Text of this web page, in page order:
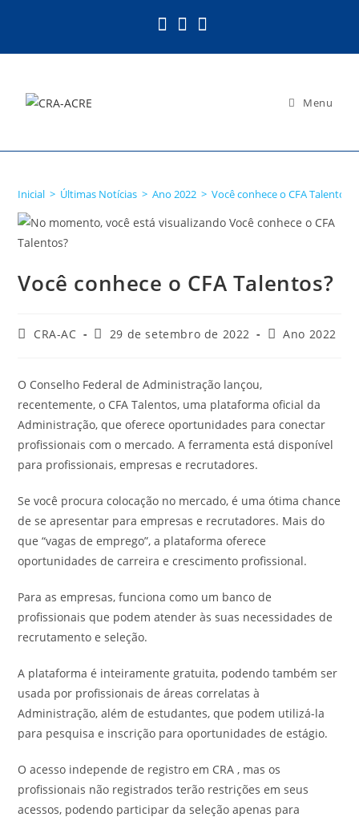
Menu
Inicial > Últimas Notícias > Ano 2022 > Você conhece o CFA Talentos?
Você conhece o CFA Talentos?
AutorCRA-AC
Post29 de setembro de 2022
Categoria
Ano 2022
O Conselho Federal de Administração lançou,
recentemente, o CFA Talentos, uma plataforma oficial da
Administração, que oferece oportunidades para conectar
profissionais com o mercado. A ferramenta está disponível
para profissionais, empresas e recrutadores.
Se você procura colocação no mercado, é uma ótima chance
de se apresentar para empresas e recrutadores. Mais do
que “vagas de emprego”, a plataforma oferece
oportunidades de carreira e crescimento profissional.
Para as empresas, funciona como um banco de
profissionais que podem atender às suas necessidades de
recrutamento e seleção.
A plataforma é inteiramente gratuita, podendo também ser
usada por profissionais de áreas correlatas à
Administração, além de estudantes, que podem utilizá-la
para pesquisa e inscrição para oportunidades de estágio.
O acesso independe de registro em CRA , mas os
profissionais não registrados terão restrições em seus
acessos, podendo participar da seleção apenas para